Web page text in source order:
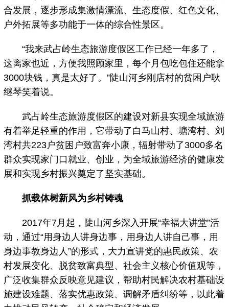
合发展，逐步形成集激情漂流、生态度假、红色文化、
户外拓展等多功能于一体的综合性景区。
“我来武占岭生态旅游度假区工作已经一年多了，
这离家也近，方便我照顾家里，每个月包吃包住还能拿
3000块钱，真是太好了。”陡山河乡刚店村的贫困户耿
继琴笑着说。
武占岭生态旅游度假区的建设对新县实现全域旅游
有着举足轻重的作用，它带动了白马山村、塘湾村、刘
湾村共223户贫困户致富奔小康，辐射带动了3000多名
群众实现家门口就业、创业，为全域旅游经济的健康发
展和实现乡村振兴奠定了坚实基础。
抓载体树新风为乡村铸魂
2017年7月起，陡山河乡深入开展“幸福大讲堂”活
动，通过“用身边人讲身边事，用身边人讲自己事，用
身边事教身边人”的形式，大力宣讲党的惠民政策、农
村发展变化、脱贫致富典型、社会主义核心价值观等，
广泛收集群众反映意见建议，帮助村民解决农村基础设
施建设难题、落实优惠政策、调解矛盾纠纷等，以此着